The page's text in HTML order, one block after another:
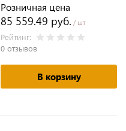
Розничная цена
85 559.49 руб. / шт
Рейтинг:
0 отзывов
В корзину